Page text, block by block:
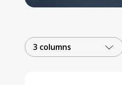
3 columns